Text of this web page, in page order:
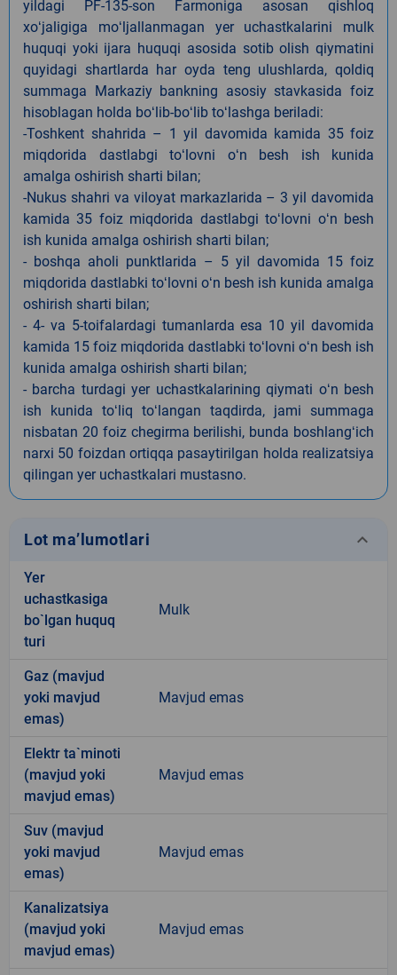
yildagi PF-135-son Farmoniga asosan qishloq
xoʻjaligiga moʻljallanmagan yer uchastkalarini mulk
huquqi yoki ijara huquqi asosida sotib olish qiymatini
quyidagi shartlarda har oyda teng ulushlarda, qoldiq
summaga Markaziy bankning asosiy stavkasida foiz
hisoblagan holda boʻlib-boʻlib toʻlashga beriladi:
-Toshkent shahrida – 1 yil davomida kamida 35 foiz
miqdorida dastlabgi toʻlovni oʻn besh ish kunida
amalga oshirish sharti bilan;
-Nukus shahri va viloyat markazlarida – 3 yil davomida
kamida 35 foiz miqdorida dastlabgi toʻlovni oʻn besh
ish kunida amalga oshirish sharti bilan;
- boshqa aholi punktlarida – 5 yil davomida 15 foiz
miqdorida dastlabki toʻlovni oʻn besh ish kunida amalga
oshirish sharti bilan;
- 4- va 5-toifalardagi tumanlarda esa 10 yil davomida
kamida 15 foiz miqdorida dastlabki toʻlovni oʻn besh ish
kunida amalga oshirish sharti bilan;
- barcha turdagi yer uchastkalarining qiymati oʻn besh
ish kunida toʻliq toʻlangan taqdirda, jami summaga
nisbatan 20 foiz chegirma berilishi, bunda boshlangʻich
narxi 50 foizdan ortiqqa pasaytirilgan holda realizatsiya
qilingan yer uchastkalari mustasno.
Lot ma’lumotlari keyboard_arrow_down
Yer
uchastkasiga
bo`lgan huquq
turi
Mulk
Gaz (mavjud
yoki mavjud
emas)
Mavjud emas
Elektr ta`minoti
(mavjud yoki
mavjud emas)
Mavjud emas
Suv (mavjud
yoki mavjud
emas)
Mavjud emas
Kanalizatsiya
(mavjud yoki
mavjud emas)
Mavjud emas